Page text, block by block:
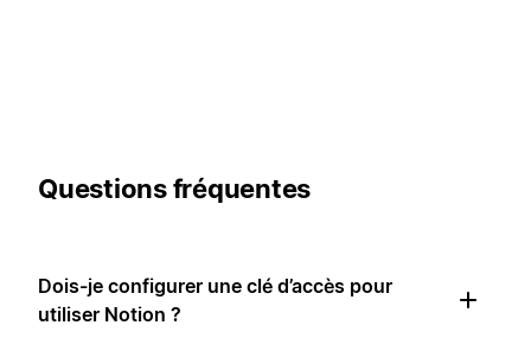
Questions fréquentes
Dois-je configurer une clé d’accès pour
utiliser Notion ?